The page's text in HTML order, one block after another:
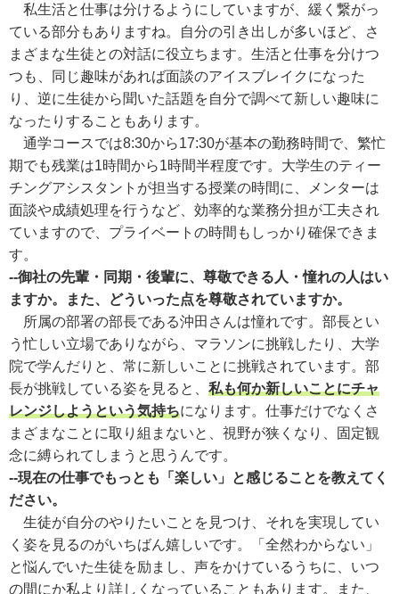
私生活と仕事は分けるようにしていますが、緩く繋がっ
ている部分もありますね。自分の引き出しが多いほど、さ
まざまな生徒との対話に役立ちます。生活と仕事を分けつ
つも、同じ趣味があれば面談のアイスブレイクになった
り、逆に生徒から聞いた話題を自分で調べて新しい趣味に
なったりすることもあります。
通学コースでは8:30から17:30が基本の勤務時間で、繁忙
期でも残業は1時間から1時間半程度です。大学生のティー
チングアシスタントが担当する授業の時間に、メンターは
面談や成績処理を行うなど、効率的な業務分担が工夫され
ていますので、プライベートの時間もしっかり確保できま
す。
--御社の先輩・同期・後輩に、尊敬できる人・憧れの人はい
ますか。また、どういった点を尊敬されていますか。
所属の部署の部長である沖田さんは憧れです。部長とい
う忙しい立場でありながら、マラソンに挑戦したり、大学
院で学んだりと、常に新しいことに挑戦されています。部
長が挑戦している姿を見ると、 私も何か新しいことにチャ
レンジしようという気持ちになります。仕事だけでなくさ
まざまなことに取り組まないと、視野が狭くなり、固定観
念に縛られてしまうと思うんです。
--現在の仕事でもっとも「楽しい」と感じることを教えてく
ださい。
生徒が自分のやりたいことを見つけ、それを実現してい
く姿を見るのがいちばん嬉しいです。「全然わからない」
と悩んでいた生徒を励まし、声をかけているうちに、いつ
の間にか私より詳しくなっていることもあります。また、